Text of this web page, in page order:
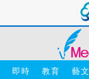
即時 教育 藝文